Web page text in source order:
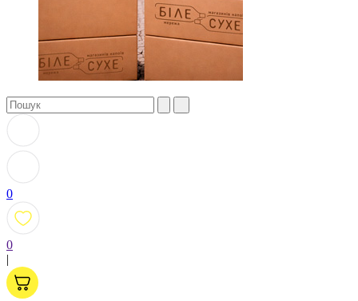
0
0
|